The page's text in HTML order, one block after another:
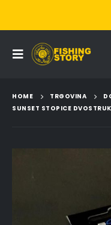
HOME TRGOVINA
SUNSET STOPICE